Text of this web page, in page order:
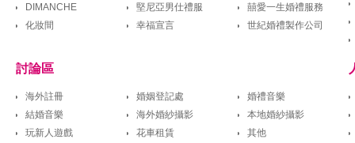
DIMANCHE
化妝間
堅尼亞男仕禮服
幸福宣言
囍愛一生婚禮服務
世紀婚禮製作公司
討論區
海外註冊
結婚音樂
玩新人遊戲
婚姻登記處
海外婚紗攝影
花車租賃
婚禮音樂
本地婚紗攝影
其他